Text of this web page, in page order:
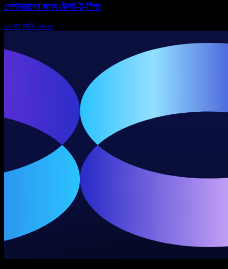
পেশাদারদের জন্য টেক্সট-টু-স্পিচ
১৩ জানুয়ারি, ২০২৬